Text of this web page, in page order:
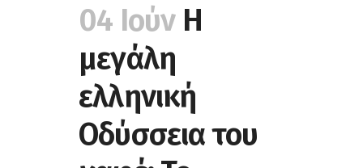
04 Ιούν Η
μεγάλη
ελληνική
Οδύσσεια του